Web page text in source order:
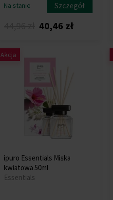
Na stanie Szczegół
40,46 zł
Akcja
ipuro Essentials Miska
kwiatowa 50ml
Essentials